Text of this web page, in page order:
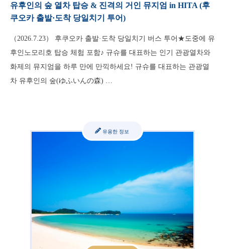
유후인의 숲 열차 탑승 & 진격의 거인 뮤지엄 in HITA (후
쿠오카 출발·도착 당일치기 투어)
（2026.7.23） 후쿠오카 출발·도착 당일치기 버스 투어★도중에 유
후인노모리호 탑승 체험 포함♪ 규슈를 대표하는 인기 관광열차와
화제의 뮤지엄을 하루 만에 만끽하세요! 규슈를 대표하는 관광열
차 유후인의 숲(ゆふいんの森) …
유용한 정보